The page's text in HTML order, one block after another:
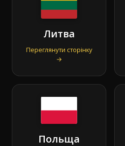
Литва
Переглянути сторінку
→
Польща